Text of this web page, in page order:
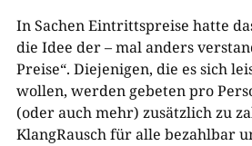
In Sachen Eintrittspreise hatte
die Idee der – mal anders
Preise“. Diejenigen, die es sich
wollen, werden gebeten pro
(oder auch mehr) zusätzlich zu
KlangRausch für alle bezahlbar